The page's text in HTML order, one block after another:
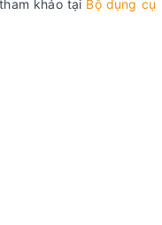
khảo tại Bộ dụng cụ